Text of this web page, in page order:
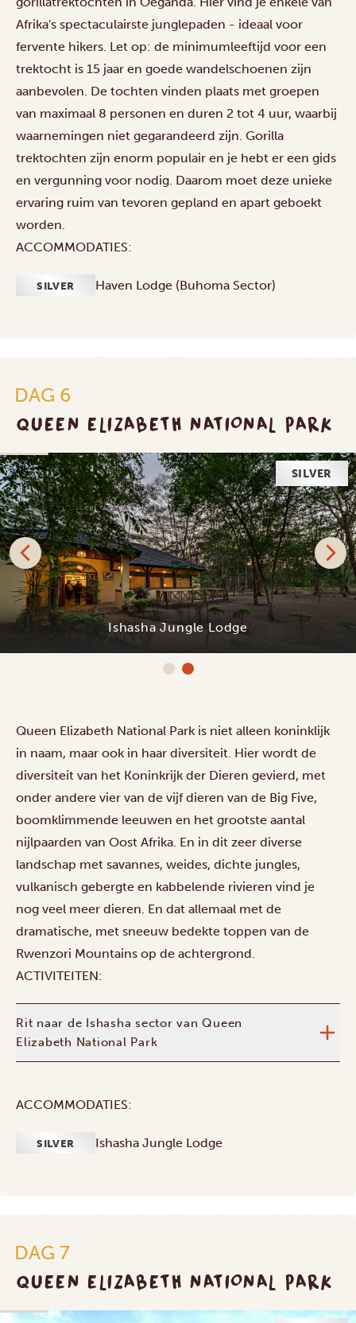
Afrika's spectaculairste junglepaden - ideaal voor
fervente hikers. Let op: de minimumleeftijd voor een
trektocht is 15 jaar en goede wandelschoenen zijn
aanbevolen. De tochten vinden plaats met groepen
van maximaal 8 personen en duren 2 tot 4 uur, waarbij
waarnemingen niet gegarandeerd zijn. Gorilla
trektochten zijn enorm populair en je hebt er een gids
en vergunning voor nodig. Daarom moet deze unieke
ervaring ruim van tevoren gepland en apart geboekt
worden.
ACCOMMODATIES:
SILVER Haven Lodge (Buhoma Sector)
DAG 6
QUEEN ELIZABETH NATIONAL PARK
SILVER
Ishasha Jungle Lodge
Queen Elizabeth National Park is niet alleen koninklijk
in naam, maar ook in haar diversiteit. Hier wordt de
diversiteit van het Koninkrijk der Dieren gevierd, met
onder andere vier van de vijf dieren van de Big Five,
boomklimmende leeuwen en het grootste aantal
nijlpaarden van Oost Afrika. En in dit zeer diverse
landschap met savannes, weides, dichte jungles,
vulkanisch gebergte en kabbelende rivieren vind je
nog veel meer dieren. En dat allemaal met de
dramatische, met sneeuw bedekte toppen van de
Rwenzori Mountains op de achtergrond.
ACTIVITEITEN:
Rit naar de Ishasha sector van Queen
Elizabeth National Park
ACCOMMODATIES:
SILVER Ishasha Jungle Lodge
DAG 7
QUEEN ELIZABETH NATIONAL PARK